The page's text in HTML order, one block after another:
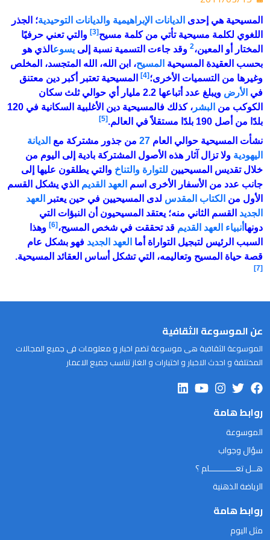
المسيحية هي إحدى الديانات الإبراهيمية والديانات التوحيدية؛ الجذر
اللغوي لكلمة مسيحية تأتي من كلمة مسيح [3]
والتي تعني حرفيًا
المختار أو المعين،2 وقد جاءت التسمية نسبة إلى يسوعالذي هو
بحسب العقيدة المسيحية المسيح، ابن الله، الله المتجسد، المخلص
وغيرها من التسميات الأخرى؛ [4]
المسيحية تعتبر أكبر دين معتنق
في الأرض
ويبلغ عدد أتباعها 2.2 مليار أي حوالي ثلث سكان
الكوكب من البشر
، كذلك فالمسيحية دين الأغلبية السكانية في 120
بلدًا من أصل 190 بلدًا مستقلاً في العالم.
[5]
نشأت المسيحية حوالي العام 27 من جذور مشتركة مع الديانة
اليهودية ولا تزال آثار هذه الأصول المشتركة بادية إلى اليوم من
خلال تقديس المسيحيين للتوارة والتناخ والتي يطلقون عليها إلى
جانب عدد من الأسفار الأخرى اسم العهد القديم الذي يشكل القسم
الأول من الكتاب المقدس لدى المسيحيين في حين يعتبر
العهد
الجديد القسم الثاني منه؛ يعتقد المسيحيون أن النبؤات التي
دونها أنبياء العهد القديم قد تحققت في شخص المسيح، [6]
وهذا
السبب الرئيس لتبجيل التواراة أما العهد الجديد فهو بشكل عام
قصة حياة المسيح وتعاليمه، التي تشكل أساس العقائد المسيحية.
[7]
عن الموسوعة الثقافية
الموسوعة الثقافية هى موسوعة تضم اخبار و معلومات فى جميع المجالات
المختلفة و احدث الاخبار و اختبارات و الغاز تناسب جميع الاعمار
روابط هامة
الموسوعة
سؤال وجواب
هــل تعـــــــــــلم ؟
الرياضة الذهنية
روابط هامة
مثل اليوم